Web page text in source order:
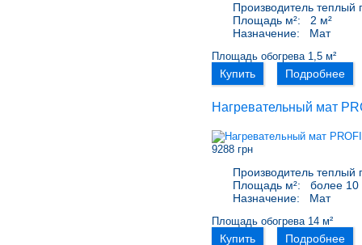
Производитель теплый
Площадь м²:
2 м²
Назначение:
Мат
Площадь обогрева 1,5 м²
Купить Подробнее
Нагревательный мат
9288 грн
Производитель теплый
Площадь м²:
более 10
Назначение:
Мат
Площадь обогрева 14 м²
Купить Подробнее